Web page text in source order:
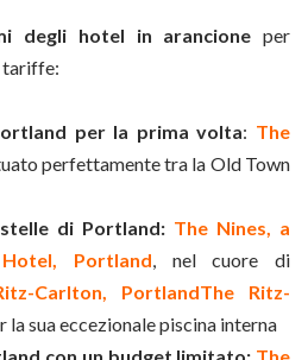
degli hotel in arancione per
tariffe:
per la prima volta: The
perfettamente tra la Old Town
di Portland: The Nines, a
Portland, nel cuore di
Carlton, PortlandThe Ritz-
la sua eccezionale piscina interna